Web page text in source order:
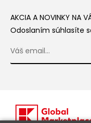
AKCIA A NOVINKY NA
Odoslaním súhlasíte